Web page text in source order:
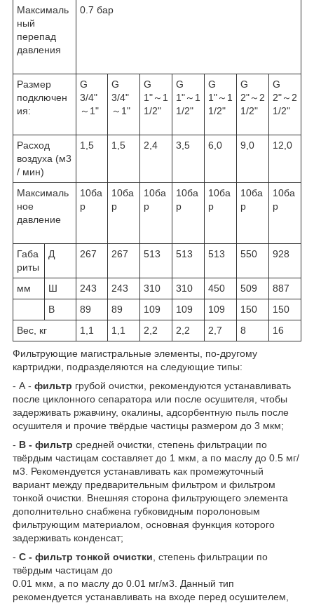
Максималь
ный
перепад
давления
0.7 бар
Размер
подключен
ия:
G
3/4"
～1"
G
3/4"
～1"
G
1"～1
1/2"
G
1"～1
1/2"
G
1"～1
1/2"
G
2"～2
1/2"
G
2"～2
1/2"
Расход
воздуха (м3
/ мин)
1,5 1,5 2,4 3,5 6,0 9,0 12,0
Максималь
ное
давление
10ба
р
10ба
р
10ба
р
10ба
р
10ба
р
10ба
р
10ба
р
Габа
риты
Д 267 267 513 513 513 550 928
мм Ш 243 243 310 310 450 509
887
В
89 89 109 109 109 150
150
Вес, кг
1,1 1,1 2,2 2,2 2,7 8 16
Фильтрующие магистральные элементы, по-другому
картриджи, подразделяются на следующие типы:
- А - фильтр грубой очистки, рекомендуются устанавливать
после циклонного сепаратора или после осушителя, чтобы
задерживать ржавчину, окалины, адсорбентную пыль после
осушителя и прочие твёрдые частицы размером до 3 мкм;
- В - фильтр средней очистки, степень фильтрации по
твёрдым частицам составляет до 1 мкм, а по маслу до 0.5 мг/
м3. Рекомендуется устанавливать как промежуточный
вариант между предварительным фильтром и фильтром
тонкой очистки. Внешняя сторона фильтрующего элемента
дополнительно снабжена губковидным поролоновым
фильтрующим материалом, основная функция которого
задерживать конденсат;
- С - фильтр тонкой очистки , степень фильтрации по
твёрдым частицам до
0.01 мкм, а по маслу до 0.01 мг/м3. Данный тип
рекомендуется устанавливать на входе перед осушителем,